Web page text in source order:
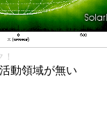
動領域が無い